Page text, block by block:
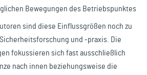
Bewegungen des Betriebspunktes
sind diese Einflussgrößen noch zu
und -praxis. Die
fokussieren sich fast ausschließlich
nach innen beziehungsweise die